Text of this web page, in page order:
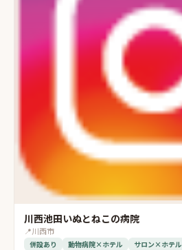
川西池田いぬとねこの病院
📍川西市
併設あり 動物病院×ホテル サロン×ホテル